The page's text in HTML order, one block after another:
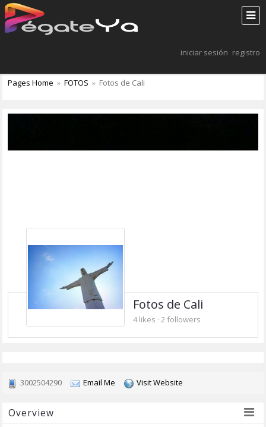
iniciar sesión registro
Pages Home » FOTOS » Fotos de Cali
Fotos de Cali
4 likes ·2 followers
3002504290 Email Me Visit Website
Overview